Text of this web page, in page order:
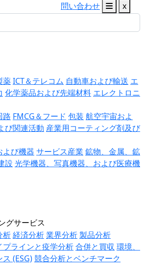
問い合わせ
x
薬ICT＆テレコム 自動車および輸送 エ
化学薬品および先端材料 エレクトロニ
路 FMCG＆フード 包装 航空宇宙およ
び関連活動 産業用コーティング剤及び
よび機器 サービス産業 鉱物、金属、鉱
設 光学機器、写真機器、および医療機
グサービス
析経済分析業界分析製品分析
ラインと疫学分析合併と買収 環境、
(ESG)競合分析とベンチマーク